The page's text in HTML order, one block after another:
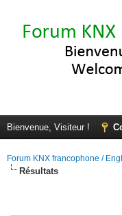
Bienvenue, Visiteur !
Forum KNX francophone /
Résultats